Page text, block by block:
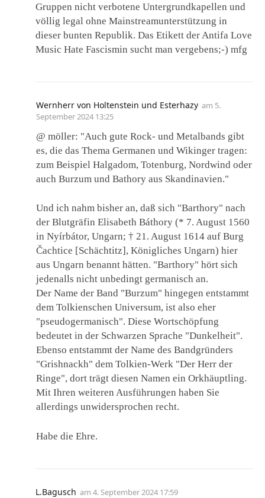
Gruppen nicht verbotene Untergrundkapellen und
völlig legal ohne Mainstreamunterstützung in
dieser bunten Republik. Das Etikett der Antifa Love
Music Hate Fascismin sucht man vergebens;-) mfg
Wernherr von Holtenstein und Esterhazy am 5.
September 2024 13:25
@ möller: "Auch gute Rock- und Metalbands gibt
es, die das Thema Germanen und Wikinger tragen:
zum Beispiel Halgadom, Totenburg, Nordwind oder
auch Burzum und Bathory aus Skandinavien."
Und ich nahm bisher an, daß sich "Barthory" nach
der Blutgräfin Elisabeth Báthory (* 7. August 1560
in Nyírbátor, Ungarn; † 21. August 1614 auf Burg
Čachtice [Schächtitz], Königliches Ungarn) hier
aus Ungarn benannt hätten. "Barthory" hört sich
jedenalls nicht unbedingt germanisch an.
Der Name der Band "Burzum" hingegen entstammt
dem Tolkienschen Universum, ist also eher
"pseudogermanisch". Diese Wortschöpfung
bedeutet in der Schwarzen Sprache "Dunkelheit".
Ebenso entstammt der Name des Bandgründers
"Grishnackh" dem Tolkien-Werk "Der Herr der
Ringe", dort trägt diesen Namen ein Orkhäuptling.
Mit Ihren weiteren Ausführungen haben Sie
allerdings unwidersprochen recht.
Habe die Ehre.
L.Bagusch am 4. September 2024 17:59